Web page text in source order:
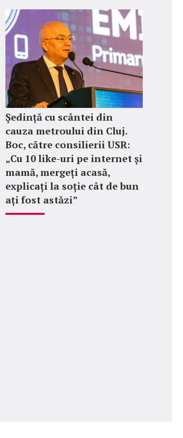
Ședință cu scântei din
cauza metroului din Cluj.
Boc, către consilierii USR:
„Cu 10 like-uri pe internet și
mamă, mergeți acasă,
explicați la soție cât de bun
ați fost astăzi”